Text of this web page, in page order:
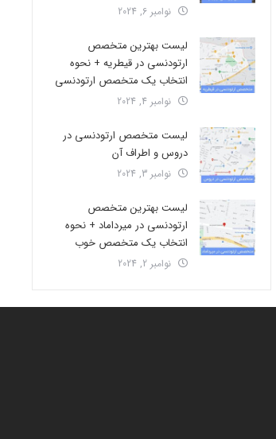
نوامبر 6, 2024
لیست بهترین متخصص
ارتودنسی در قیطریه + نحوه
انتخاب یک متخصص ارتودنسی
نوامبر 4, 2024
لیست متخصص ارتودنسی در
دروس و اطراف آن
نوامبر 3, 2024
لیست بهترین متخصص
ارتودنسی در میرداماد + نحوه
انتخاب یک متخصص خوب
نوامبر 2, 2024